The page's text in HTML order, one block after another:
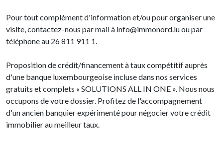
Pour tout complément d'information et/ou pour organiser une
visite, contactez-nous par mail à info@immonord.lu ou par
téléphone au 26 811 911 1.
Proposition de crédit/financement à taux compétitif auprès
d'une banque luxembourgeoise incluse dans nos services
gratuits et complets « SOLUTIONS ALL IN ONE ». Nous nous
occupons de votre dossier. Profitez de l'accompagnement
d'un ancien banquier expérimenté pour négocier votre crédit
immobilier au meilleur taux.